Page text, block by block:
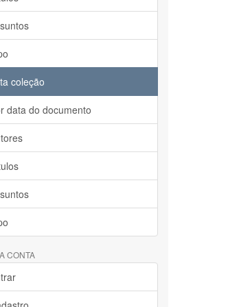
coleção
data do documento
CONTA